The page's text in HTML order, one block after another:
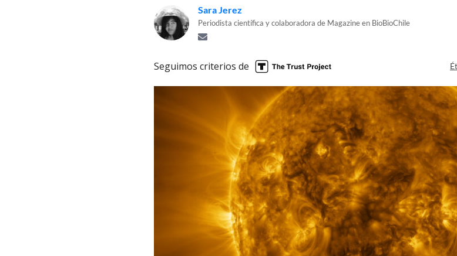
Sara Jerez
Periodista científica y colaboradora de Magazine en BioBioChile
Seguimos criterios de